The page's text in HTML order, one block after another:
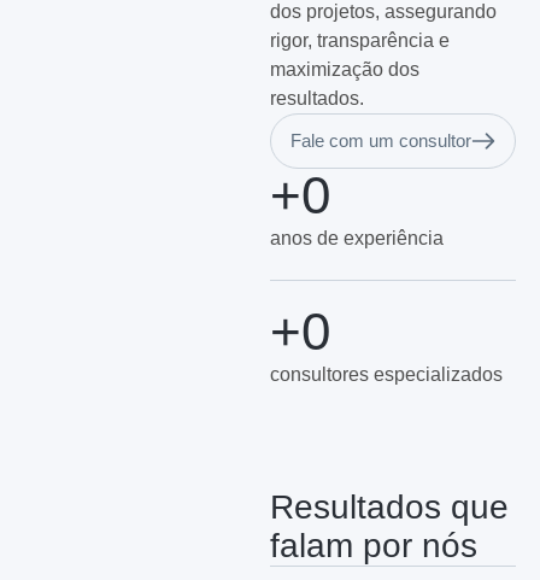
dos projetos, assegurando
rigor, transparência e
maximização dos
resultados.
Fale com um consultor
anos de experiência
+0
consultores especializados
+0
Resultados que
falam por nós